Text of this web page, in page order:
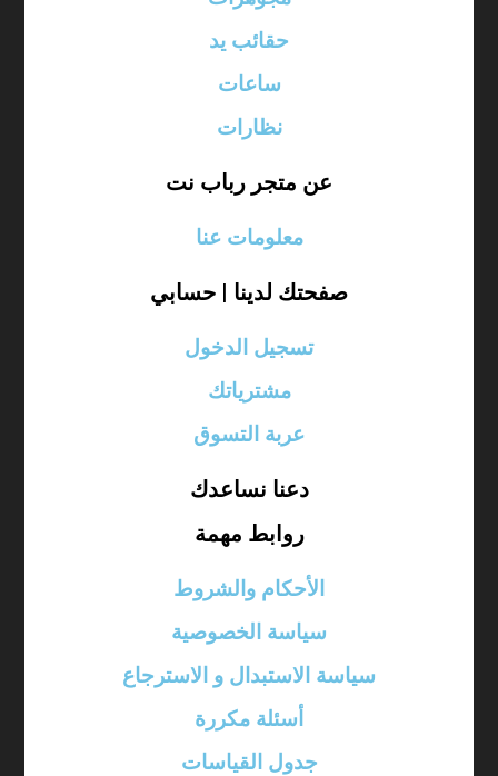
حقائب يد
ساعات
نظارات
عن متجر رباب نت
معلومات عنا
صفحتك لدينا | حسابي
تسجيل الدخول
مشترياتك
عربة التسوق
دعنا نساعدك
روابط مهمة
الأحكام والشروط
سياسة الخصوصية
سياسة الاستبدال و الاسترجاع
أسئلة مكررة
جدول القياسات